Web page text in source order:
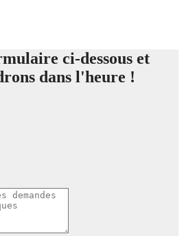
ci-dessous et
dans l'heure !